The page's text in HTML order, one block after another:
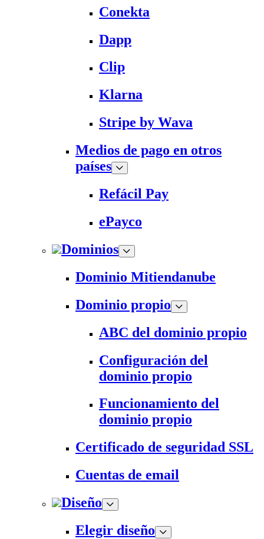
Conekta
Dapp
Clip
Klarna
Stripe by Wava
Medios de pago en otros
países
Refácil Pay
ePayco
Dominios
Dominio Mitiendanube
Dominio propio
ABC del dominio propio
Configuración del
dominio propio
Funcionamiento del
dominio propio
Certificado de seguridad SSL
Cuentas de email
Diseño
Elegir diseño